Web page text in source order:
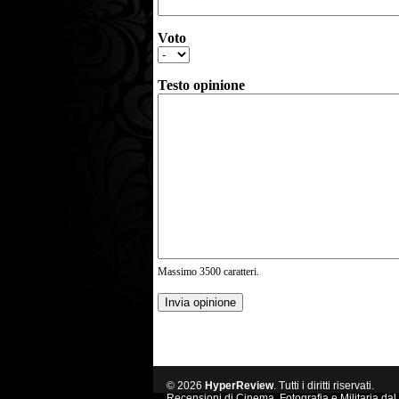
Voto
Testo opinione
Massimo 3500 caratteri.
Invia opinione
© 2026 HyperReview. Tutti i diritti riservati.